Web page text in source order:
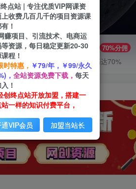
推广赚钱 70%分佣
推广返佣高达70%
点站 | 专注优质VIP网课资
收费几百几千的项目资源课
！
赚项目、引流技术、电商运
资源，每日稳定更新20-30
程！
时特惠， ￥79/年，￥99/永久
， 全站资源免费下载， 每天
！
创终点站开放加盟，搭建一
一样的知识付费平台，
VIP会员 加盟当站长